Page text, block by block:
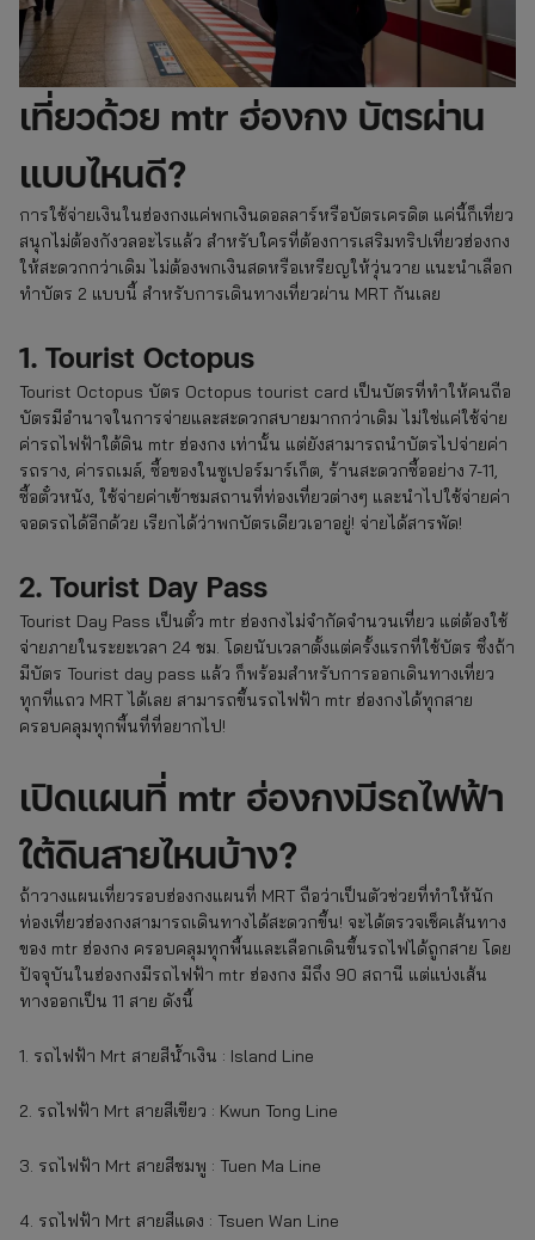
เที่ยวด้วย mtr ฮ่องกง บัตรผ่าน
แบบไหนดี?
การใช้จ่ายเงินในฮ่องกงแค่พกเงินดอลลาร์หรือบัตรเครดิต แค่นี้ก็เที่ยว
สนุกไม่ต้องกังวลอะไรแล้ว สำหรับใครที่ต้องการเสริมทริปเที่ยวฮ่องกง
ให้สะดวกกว่าเดิม ไม่ต้องพกเงินสดหรือเหรียญให้วุ่นวาย แนะนำเลือก
ทำบัตร 2 แบบนี้ สำหรับการเดินทางเที่ยวผ่าน MRT กันเลย
1. Tourist Octopus
Tourist Octopus บัตร Octopus tourist card เป็นบัตรที่ทำให้คนถือ
บัตรมีอำนาจในการจ่ายและสะดวกสบายมากกว่าเดิม ไม่ใช่แค่ใช้จ่าย
ค่ารถไฟฟ้าใต้ดิน mtr ฮ่องกง เท่านั้น แต่ยังสามารถนำบัตรไปจ่ายค่า
รถราง, ค่ารถเมล์, ซื้อของในซูเปอร์มาร์เก็ต, ร้านสะดวกซื้ออย่าง 7-11,
ซื้อตั๋วหนัง, ใช้จ่ายค่าเข้าชมสถานที่ท่องเที่ยวต่างๆ และนำไปใช้จ่ายค่า
จอดรถได้อีกด้วย เรียกได้ว่าพกบัตรเดียวเอาอยู่! จ่ายได้สารพัด!
2. Tourist Day Pass
Tourist Day Pass เป็นตั๋ว mtr ฮ่องกงไม่จำกัดจำนวนเที่ยว แต่ต้องใช้
จ่ายภายในระยะเวลา 24 ชม. โดยนับเวลาตั้งแต่ครั้งแรกที่ใช้บัตร ซึ่งถ้า
มีบัตร Tourist day pass แล้ว ก็พร้อมสำหรับการออกเดินทางเที่ยว
ทุกที่แถว MRT ได้เลย สามารถขึ้นรถไฟฟ้า mtr ฮ่องกงได้ทุกสาย
ครอบคลุมทุกพื้นที่ที่อยากไป!
เปิดแผนที่ mtr ฮ่องกงมีรถไฟฟ้า
ใต้ดินสายไหนบ้าง?
ถ้าวางแผนเที่ยวรอบฮ่องกงแผนที่ MRT ถือว่าเป็นตัวช่วยที่ทำให้นัก
ท่องเที่ยวฮ่องกงสามารถเดินทางได้สะดวกขึ้น! จะได้ตรวจเช็คเส้นทาง
ของ mtr ฮ่องกง ครอบคลุมทุกพื้นและเลือกเดินขึ้นรถไฟได้ถูกสาย โดย
ปัจจุบันในฮ่องกงมีรถไฟฟ้า mtr ฮ่องกง มีถึง 90 สถานี แต่แบ่งเส้น
ทางออกเป็น 11 สาย ดังนี้
1. รถไฟฟ้า Mrt สายสีน้ำเงิน : Island Line
2. รถไฟฟ้า Mrt สายสีเขียว : Kwun Tong Line
3. รถไฟฟ้า Mrt สายสีชมพู : Tuen Ma Line
4. รถไฟฟ้า Mrt สายสีแดง : Tsuen Wan Line